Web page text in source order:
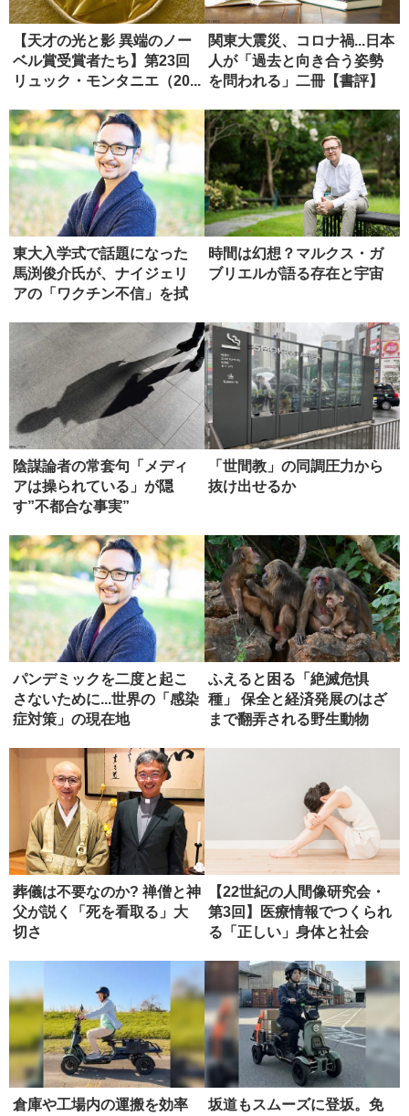
【天才の光と影 異端のノー
ベル賞受賞者たち】第23回
リュック・モンタニエ（20...
関東大震災、コロナ禍...日本
人が「過去と向き合う姿勢
を問われる」二冊【書評】
東大入学式で話題になった
馬渕俊介氏が、ナイジェリ
アの「ワクチン不信」を拭
時間は幻想？マルクス・ガ
ブリエルが語る存在と宇宙
陰謀論者の常套句「メディ
アは操られている」が隠
す”不都合な事実”
「世間教」の同調圧力から
抜け出せるか
パンデミックを二度と起こ
さないために...世界の「感染
症対策」の現在地
ふえると困る「絶滅危惧
種」 保全と経済発展のはざ
まで翻弄される野生動物
葬儀は不要なのか? 禅僧と神
父が説く「死を看取る」大
切さ
【22世紀の人間像研究会・
第3回】医療情報でつくられ
る「正しい」身体と社会
倉庫や工場内の運搬を効率
坂道もスムーズに登坂。免